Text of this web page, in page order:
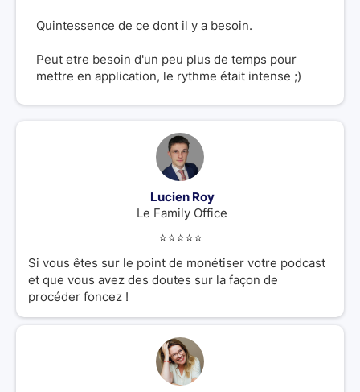
Quintessence de ce dont il y a besoin.
Peut etre besoin d'un peu plus de temps pour
mettre en application, le rythme était intense ;)
Lucien Roy
Le Family Office
⭐️⭐️⭐️⭐️⭐️
Si vous êtes sur le point de monétiser votre podcast
et que vous avez des doutes sur la façon de
procéder foncez !